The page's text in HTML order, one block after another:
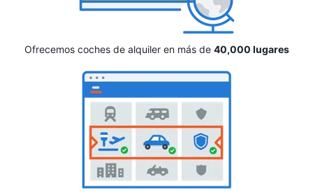
Ofrecemos coches de alquiler en más de 40,000 lugares